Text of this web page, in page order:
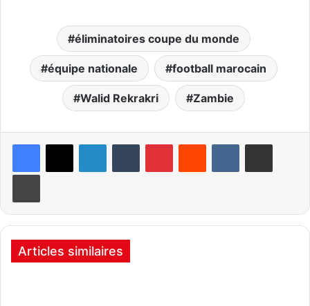
éliminatoires coupe du monde
équipe nationale football marocain
Walid Rekrakri Zambie
Articles similaires